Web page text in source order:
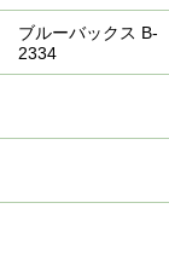
ブルーバックス B-
2334